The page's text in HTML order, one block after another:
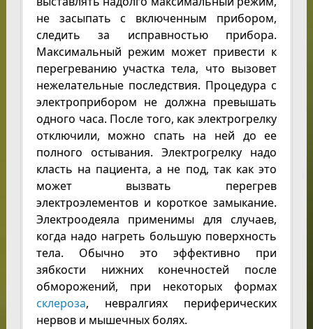
не засыпать с включенным прибором,
следить за исправностью прибора.
Максимальный режим может привести к
перегреванию участка тела, что вызовет
нежелательные последствия. Процедура с
электроприбором не должна превышать
одного часа. После того, как электрогрелку
отключили, можно спать на ней до ее
полного остывания. Электрогрелку надо
класть на пациента, а не под, так как это
может вызвать перегрев
электроэлементов и короткое замыкание.
Электроодеяла применимы для случаев,
когда надо нагреть большую поверхность
тела. Обычно это эффективно при
зябкости нижних конечностей после
обморожений, при некоторых формах
склероза, невралгиях периферических
нервов и мышечных болях.